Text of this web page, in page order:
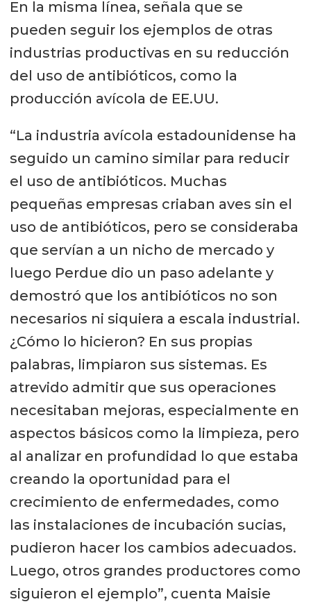
En la misma línea, señala que se
pueden seguir los ejemplos de otras
industrias productivas en su reducción
del uso de antibióticos, como la
producción avícola de EE.UU.
“La industria avícola estadounidense ha
seguido un camino similar para reducir
el uso de antibióticos. Muchas
pequeñas empresas criaban aves sin el
uso de antibióticos, pero se consideraba
que servían a un nicho de mercado y
luego Perdue dio un paso adelante y
demostró que los antibióticos no son
necesarios ni siquiera a escala industrial.
¿Cómo lo hicieron? En sus propias
palabras, limpiaron sus sistemas. Es
atrevido admitir que sus operaciones
necesitaban mejoras, especialmente en
aspectos básicos como la limpieza, pero
al analizar en profundidad lo que estaba
creando la oportunidad para el
crecimiento de enfermedades, como
las instalaciones de incubación sucias,
pudieron hacer los cambios adecuados.
Luego, otros grandes productores como
siguieron el ejemplo”, cuenta Maisie